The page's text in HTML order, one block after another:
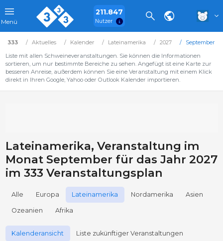
Menü
211.847
Nutzer
333 Aktuelles Kalender Lateinamerika 2027
September
Liste mit allen Schweineveranstaltungen. Sie können die Informationen
sortieren, um nur bestimmte Bereiche zu sehen. Angefügt ist eine Karte zur
besseren Anreise, außerdem können Sie eine Veranstaltung mit einem Klick
direkt in Ihren Google, Yahoo oder Outlook Kalender importieren.
Lateinamerika, Veranstaltung im
Monat September für das Jahr 2027
im 333 Veranstaltungsplan
Alle Europa Lateinamerika Nordamerika Asien
Ozeanien Afrika
Kalenderansicht Liste zukünftiger Veranstaltungen